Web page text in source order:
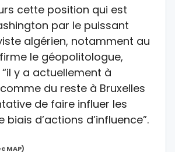
cette position qui est
par le puissant
algérien, notamment au
le géopolitologue,
y a actuellement à
du reste à Bruxelles
de faire influer les
biais d’actions d’influence”.
MAP)